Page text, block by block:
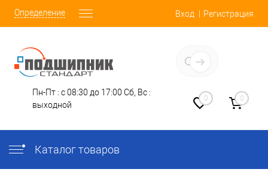
Определение Вход Регистрация
Пн-Пт : с 08:30 до 17:00 Сб, Вс :
выходной
0 0
Каталог товаров